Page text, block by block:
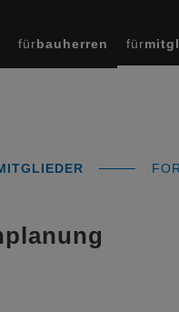
fürbauherren für